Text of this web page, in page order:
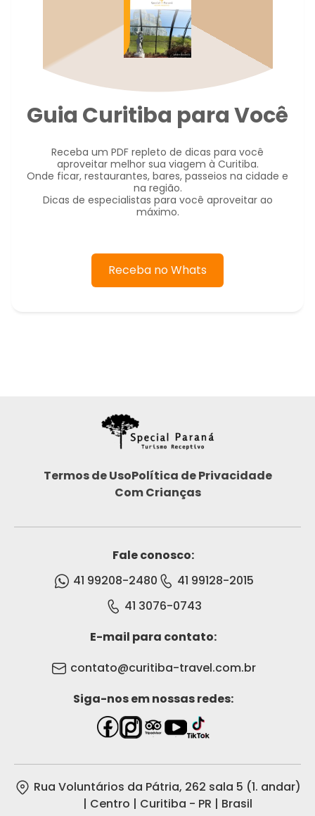
Guia Curitiba para Você
Receba um PDF repleto de dicas para você
aproveitar melhor sua viagem à Curitiba.
Onde ficar, restaurantes, bares, passeios na cidade e
na região.
Dicas de especialistas para você aproveitar ao
máximo.
Receba no Whats
Termos de UsoPolítica de Privacidade
Com Crianças
Fale conosco:
41 99208-2480
41 99128-2015
41 3076-0743
E-mail para contato:
contato@curitiba-travel.com.br
Siga-nos em nossas redes:
Rua Voluntários da Pátria, 262 sala 5 (1. andar)
| Centro | Curitiba - PR | Brasil